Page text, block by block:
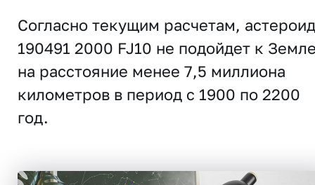
Согласно текущим расчетам, астероид
190491 2000 FJ10 не подойдет к
на расстояние менее 7,5 миллиона
километров в период с 1900 по 2200
год.